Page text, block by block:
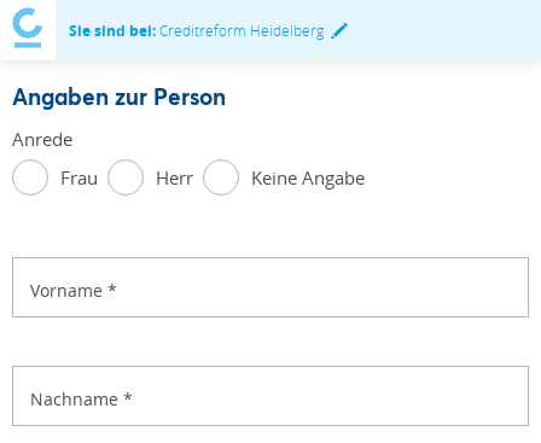
Sie sind bei:Creditreform Heidelberg
Angaben zur Person
Anrede
Frau
Herr Keine Angabe
Vorname *
Nachname *